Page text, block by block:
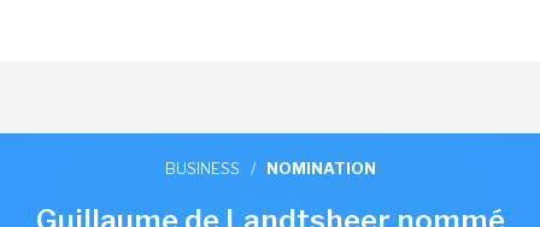
BUSINESS / NOMINATION